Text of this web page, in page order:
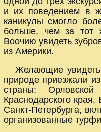
и их поведением в
каникулы смогло
больше, чем за тот
Воочию увидеть
из Америки.
Желающие увидеть
природе приезжали
страны:
Краснодарского
Санкт-Петербурга,
организованные